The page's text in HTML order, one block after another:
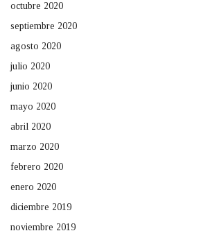
octubre 2020
septiembre 2020
agosto 2020
julio 2020
junio 2020
mayo 2020
abril 2020
marzo 2020
febrero 2020
enero 2020
diciembre 2019
noviembre 2019